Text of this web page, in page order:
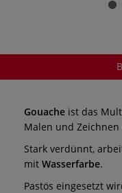
Gouache ist das
Malen und
Stark verdünnt,
mit Wasserfarbe.
Pastös eingesetzt